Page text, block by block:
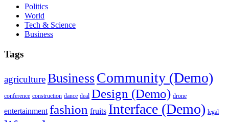
Politics
World
Tech & Science
Business
Tags
agricultureBusinessCommunity (Demo)
conference construction dance deal Design (Demo) drone
entertainment fashion fruits Interface (Demo) legal